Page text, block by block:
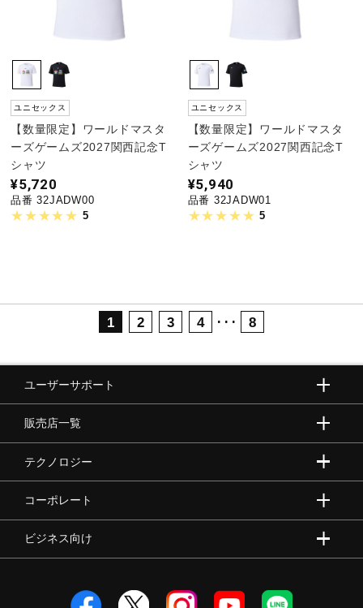
ユニセックス
【数量限定】ワールドマスタ
ーズゲームズ2027関西記念T
シャツ
¥5,720
品番 32JADW00
5
ユニセックス
【数量限定】ワールドマスタ
ーズゲームズ2027関西記念T
シャツ
¥5,940
品番 32JADW01
5
1 2 3 4 ･･･ 8
ユーザーサポート
販売店一覧
テクノロジー
コーポレート
ビジネス向け